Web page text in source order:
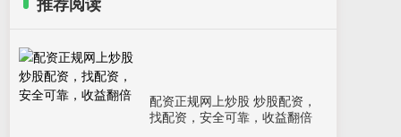
配资正规网上炒股 炒股配资，
找配资，安全可靠，收益翻倍